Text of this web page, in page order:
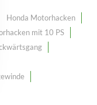
Honda Motorhacken
mit 10 PS